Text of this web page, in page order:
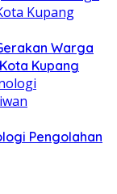
Warga
Kupang
Pengolahan